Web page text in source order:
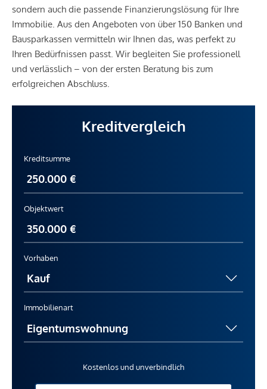
sondern auch die passende Finanzierungslösung für Ihre
Immobilie. Aus den Angeboten von über 150 Banken und
Bausparkassen vermitteln wir Ihnen das, was perfekt zu
Ihren Bedürfnissen passt. Wir begleiten Sie professionell
und verlässlich – von der ersten Beratung bis zum
erfolgreichen Abschluss.
Kreditvergleich
Kreditsumme
Objektwert
Vorhaben
Immobilienart
Kostenlos und unverbindlich